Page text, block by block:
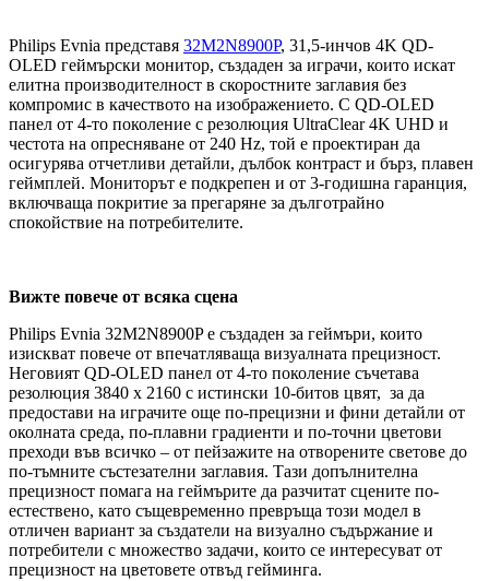
Philips Evnia представя 32M2N8900P, 31,5-инчов 4K QD-
OLED геймърски монитор, създаден за играчи, които искат
елитна производителност в скоростните заглавия без
компромис в качеството на изображението. С QD-OLED
панел от 4-то поколение с резолюция UltraClear 4K UHD и
честота на опресняване от 240 Hz, той е проектиран да
осигурява отчетливи детайли, дълбок контраст и бърз, плавен
геймплей. Мониторът е подкрепен и от 3-годишна гаранция,
включваща покритие за прегаряне за дълготрайно
спокойствие на потребителите.
Вижте повече от всяка сцена
Philips Evnia 32M2N8900P е създаден за геймъри, които
изискват повече от впечатляваща визуалната прецизност.
Неговият QD-OLED панел от 4-то поколение съчетава
резолюция 3840 x 2160 с истински 10-битов цвят, за да
предостави на играчите още по-прецизни и фини детайли от
околната среда, по-плавни градиенти и по-точни цветови
преходи във всичко – от пейзажите на отворените светове до
по-тъмните състезателни заглавия. Тази допълнителна
прецизност помага на геймърите да разчитат сцените по-
естествено, като същевременно превръща този модел в
отличен вариант за създатели на визуално съдържание и
потребители с множество задачи, които се интересуват от
прецизност на цветовете отвъд гейминга.